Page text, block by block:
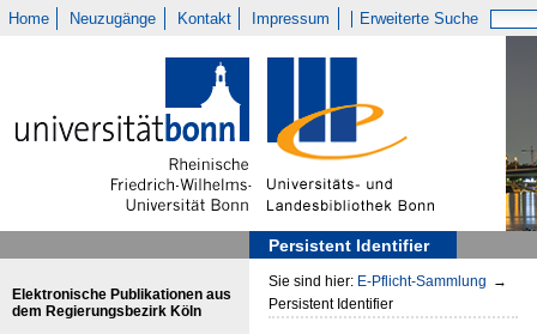
Home Neuzugänge Kontakt Impressum Erweiterte Suche
Persistent Identifier
Elektronische Publikationen aus
dem Regierungsbezirk Köln
Sie sind hier: E-Pflicht-Sammlung →
Persistent Identifier